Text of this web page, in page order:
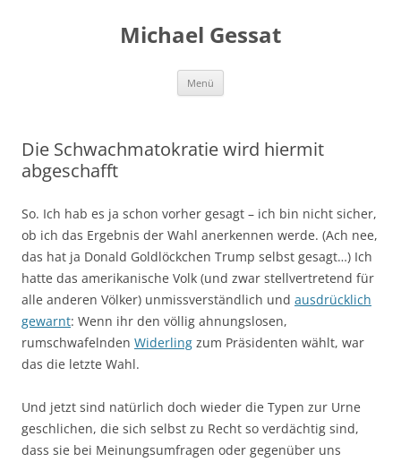
Michael Gessat
Menü
Die Schwachmatokratie wird hiermit
abgeschafft
So. Ich hab es ja schon vorher gesagt – ich bin nicht sicher,
ob ich das Ergebnis der Wahl anerkennen werde. (Ach nee,
das hat ja Donald Goldlöckchen Trump selbst gesagt…) Ich
hatte das amerikanische Volk (und zwar stellvertretend für
alle anderen Völker) unmissverständlich und ausdrücklich
gewarnt: Wenn ihr den völlig ahnungslosen,
rumschwafelnden Widerling zum Präsidenten wählt, war
das die letzte Wahl.
Und jetzt sind natürlich doch wieder die Typen zur Urne
geschlichen, die sich selbst zu Recht so verdächtig sind,
dass sie bei Meinungsumfragen oder gegenüber uns